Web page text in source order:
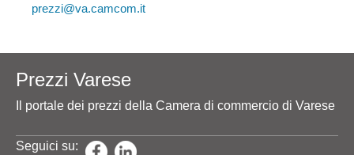
prezzi@va.camcom.it
Prezzi Varese
Il portale dei prezzi della Camera di commercio di Varese
Seguici su: